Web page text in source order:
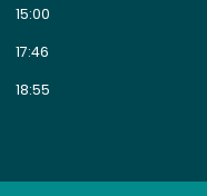
15:00
17:46
18:55